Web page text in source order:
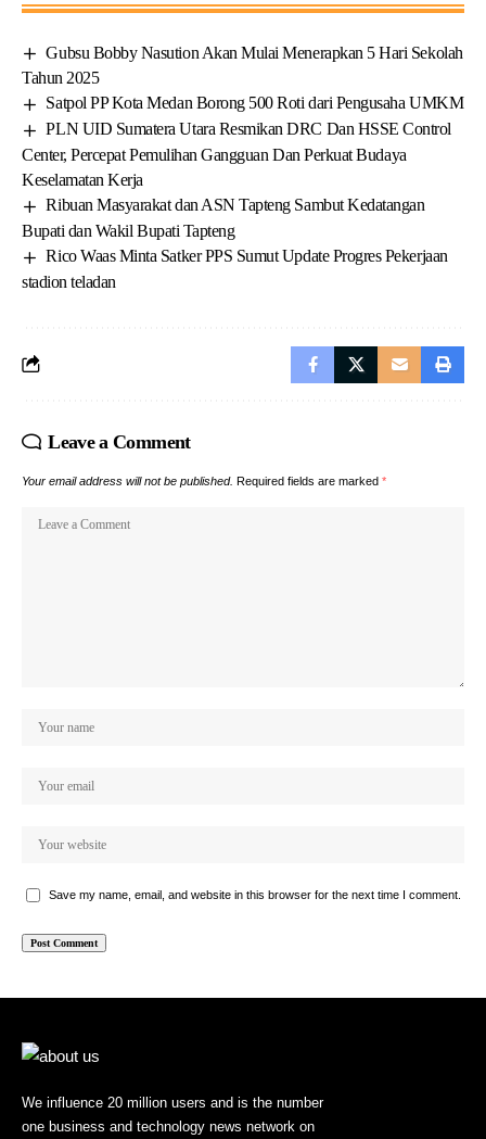
Gubsu Bobby Nasution Akan Mulai Menerapkan 5 Hari Sekolah
Tahun 2025
Satpol PP Kota Medan Borong 500 Roti dari Pengusaha UMKM
PLN UID Sumatera Utara Resmikan DRC Dan HSSE Control
Center, Percepat Pemulihan Gangguan Dan Perkuat Budaya
Keselamatan Kerja
Ribuan Masyarakat dan ASN Tapteng Sambut Kedatangan
Bupati dan Wakil Bupati Tapteng
Rico Waas Minta Satker PPS Sumut Update Progres Pekerjaan
stadion teladan
Leave a Comment
Your email address will not be published. Required fields are marked *
Save my name, email, and website in this browser for the next time I comment.
We influence 20 million users and is the number
one business and technology news network on